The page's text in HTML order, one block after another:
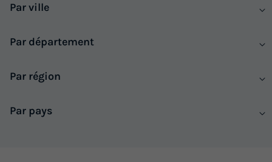
Par ville
Par département
Par région
Par pays